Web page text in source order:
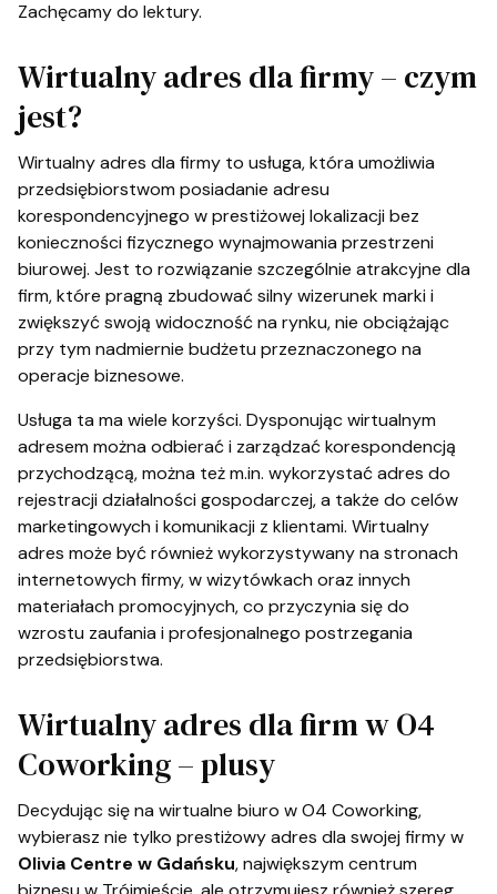
Zachęcamy do lektury.
Wirtualny adres dla firmy – czym
jest?
Wirtualny adres dla firmy to usługa, która umożliwia
przedsiębiorstwom posiadanie adresu
korespondencyjnego w prestiżowej lokalizacji bez
konieczności fizycznego wynajmowania przestrzeni
biurowej. Jest to rozwiązanie szczególnie atrakcyjne dla
firm, które pragną zbudować silny wizerunek marki i
zwiększyć swoją widoczność na rynku, nie obciążając
przy tym nadmiernie budżetu przeznaczonego na
operacje biznesowe.
Usługa ta ma wiele korzyści. Dysponując wirtualnym
adresem można odbierać i zarządzać korespondencją
przychodzącą, można też m.in. wykorzystać adres do
rejestracji działalności gospodarczej, a także do celów
marketingowych i komunikacji z klientami. Wirtualny
adres może być również wykorzystywany na stronach
internetowych firmy, w wizytówkach oraz innych
materiałach promocyjnych, co przyczynia się do
wzrostu zaufania i profesjonalnego postrzegania
przedsiębiorstwa.
Wirtualny adres dla firm w O4
Coworking – plusy
Decydując się na wirtualne biuro w O4 Coworking,
wybierasz nie tylko prestiżowy adres dla swojej firmy w
Olivia Centre w Gdańsku, największym centrum